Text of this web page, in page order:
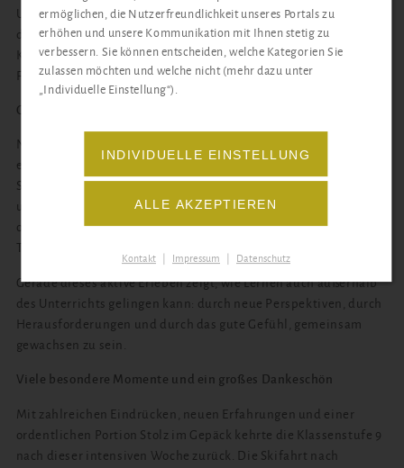
Unsicherheit und stehen wenige Tage später selbstbewusst auf
der Piste. Genau diese Erfahrung stärkt nicht nur die sportliche
Kompetenz, sondern auch das Vertrauen in die eigenen
Fähigkeiten.“
Gemeinschaft, die trägt
Neben Technik, Ausdauer und Koordination stand vor allem
eines im Mittelpunkt: das Miteinander. Die gemeinsamen
Skitage stärkten den Teamgeist, weil sich alle gegenseitig
unterstützten: beim Anstehen am Lift, beim Üben auf der Piste
oder beim abendlichen Austausch über die Erlebnisse des
Tages.
Gerade dieses aktive Erleben zeigt, wie Lernen auch außerhalb
des Unterrichts gelingen kann: durch neue Perspektiven, durch
Herausforderungen und durch das gute Gefühl, gemeinsam
gewachsen zu sein.
Viele besondere Momente und ein großes Dankeschön
Mit zahlreichen Eindrücken, neuen Erfahrungen und einer
ordentlichen Portion Stolz im Gepäck kehrte die Klassenstufe 9
nach dieser intensiven Woche zurück. Die Skifahrt nach
ermöglichen, die Nutzerfreundlichkeit unseres Portals zu
erhöhen und unsere Kommunikation mit Ihnen stetig zu
verbessern. Sie können entscheiden, welche Kategorien Sie
zulassen möchten und welche nicht (mehr dazu unter
„Individuelle Einstellung“).
INDIVIDUELLE EINSTELLUNG
ALLE AKZEPTIEREN
Kontakt Impressum Datenschutz